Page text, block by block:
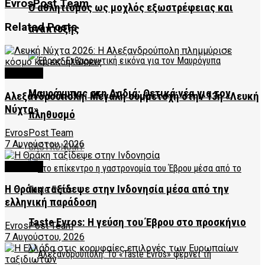
Ο αθλητισμός ως μοχλός εξωστρέφειας και
ανάπτυξης
Μαυρόγυπας στη Δαδιά: Θετικά νέα για τον
πληθυσμό
GASTRONOMY
Taste Evros: Η γεύση του Έβρου στο προσκήνιο
EvrosPost Team
RelatedPosts
Αλεξανδρούπολη: Μεγάλη συμμετοχή στην 13η «Λευκή
Νύχτα»
EvrosPost Team
7 Αυγούστου, 2026
Η Θράκη ταξίδεψε στην Ινδονησία μέσα από την
ελληνική παράδοση
EvrosPost Team
7 Αυγούστου, 2026